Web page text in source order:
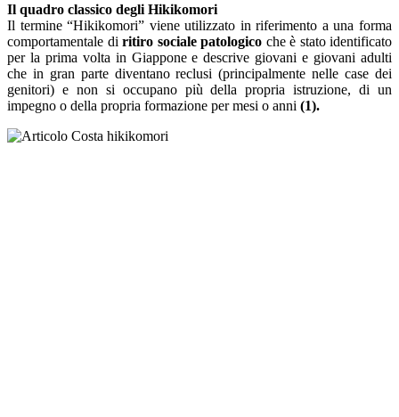
Il quadro classico degli Hikikomori
Il termine “Hikikomori” viene utilizzato in riferimento a una forma
comportamentale di ritiro sociale patologico che è stato identificato
per la prima volta in Giappone e descrive giovani e giovani adulti
che in gran parte diventano reclusi (principalmente nelle case dei
genitori) e non si occupano più della propria istruzione, di un
impegno o della propria formazione per mesi o anni (1).